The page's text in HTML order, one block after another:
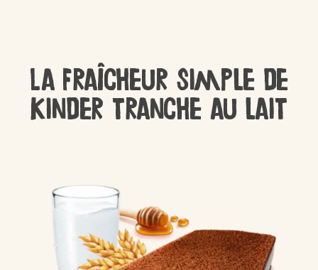
La fraîcheur simple de
Kinder tranche au lait